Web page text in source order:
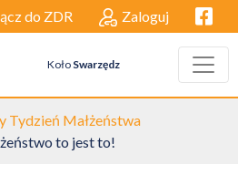
do ZDR Zaloguj
Koło Swarzędz
Tydzień Małżeństwa
to jest to!